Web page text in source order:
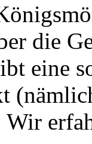
die
eine